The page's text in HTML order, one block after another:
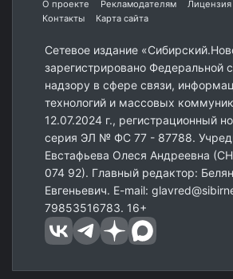
О проекте Рекламодателям
Контакты
Карта сайта
Сетевое издание
зарегистрировано Федеральной
надзору в сфере связи,
технологий и массовых
12.07.2024 г., регистрационный
серия ЭЛ № ФС 77 - 87788.
Евстафьева Олеся Андреевна
074 92). Главный редактор:
Евгеньевич. E-mail:
79853516783. 16+